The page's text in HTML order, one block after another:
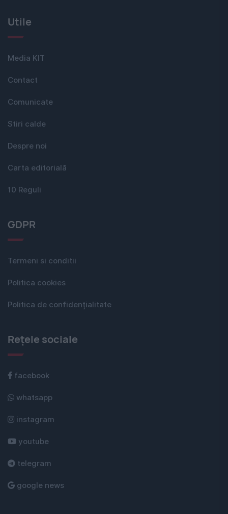
Utile
Media KIT
Contact
Comunicate
Stiri calde
Despre noi
Carta editorială
10 Reguli
GDPR
Termeni si conditii
Politica cookies
Politica de confidențialitate
Rețele sociale
facebook
whatsapp
instagram
youtube
telegram
google news